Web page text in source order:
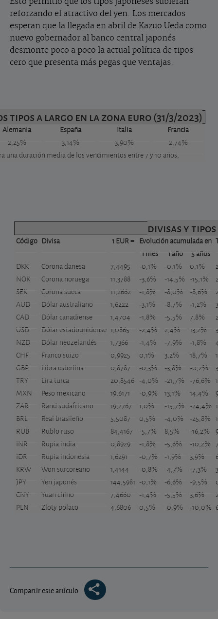
reforzando el atractivo del yen. Los mercados
esperan que la llegada en abril de Kazuo Ueda como
nuevo gobernador al banco central japonés
desmonte poco a poco la actual política de tipos
cero que presenta más pegas que ventajas.
tipos a largo en la zona euro (31/3/2023)
Alemania España Italia
Francia
2,25%
3,14% 3,90%
2,74%
una duración media de los vencimientos entre 7 y 10 años,
divisas y tipos
Código Divisa 1 EUR = Evolución acumulada en
1 mes
1 año
5 años
DKK
Corona danesa 7,4495 -0,1% -0,1% 0,1%
NOK
Corona noruega 11,3788 -3,6% -14,5% -15,1%
SEK
Corona sueca 11,2662 -1,8% -8,0% -8,6%
AUD
Dólar australiano 1,6222 -3,1% -8,7% -1,2%
CAD
Dólar canadiense 1,4704 -1,8% -5,5% 7,8%
USD
Dólar estadounidense 1,0865 -2,4% 2,4% 13,2%
NZD
Dólar neozelandés 1,7366 -1,4% -7,9% -1,8%
CHF
Franco suizo 0,9925 0,1% 3,2% 18,7%
GBP
Libra esterlina 0,8787 -0,3% -3,8% -0,2%
TRY
Lira turca 20,8546 -4,0% -21,7% -76,6%
MXN
Peso mexicano 19,6171 -0,9% 13,1% 14,4%
ZAR
Rand sudafricano 19,2767 1,0% -15,7% -24,4%
BRL
Real brasileño 5,5087 0,5% -4,0% -25,8%
RUB
Rublo ruso 84,4167 -5,7% 8,5% -16,2%
INR
Rupia india 0,8929 -1,8% -5,6% -10,2%
IDR
Rupia indonesia 1,6291 -0,7% -1,9% 3,9%
KRW
Won surcoreano 1,4144 -0,8% -4,7% -7,3%
JPY
Yen japonés 144,5981 -0,1% -6,6% -9,5%
CNY
Yuan chino 7,4660 -1,4% -5,5% 3,6%
PLN
Zloty polaco 4,6806 0,5% -0,9% -10,0%
Compartir este artículo